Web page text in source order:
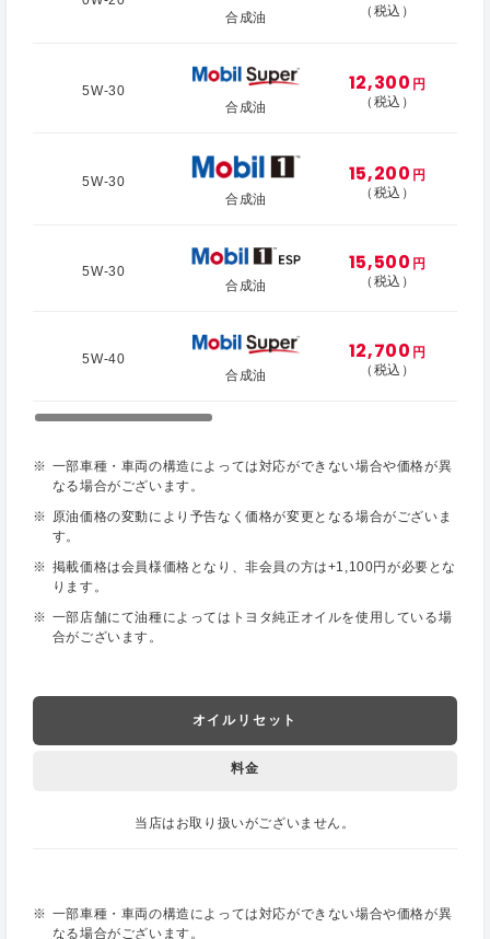
合成油
（税込）
5W-30
合成油
12,300 円
（税込）
5W-30
合成油
15,200 円
（税込）
5W-30
合成油
15,500 円
（税込）
5W-40
合成油
12,700 円
（税込）
一部車種・車両の構造によっては対応ができない場合や価格が異
なる場合がございます。
原油価格の変動により予告なく価格が変更となる場合がございま
す。
掲載価格は会員様価格となり、非会員の方は+1,100円が必要とな
ります。
一部店舗にて油種によってはトヨタ純正オイルを使用している場
合がございます。
オイルリセット
料金
当店はお取り扱いがございません。
一部車種・車両の構造によっては対応ができない場合や価格が異
なる場合がございます。